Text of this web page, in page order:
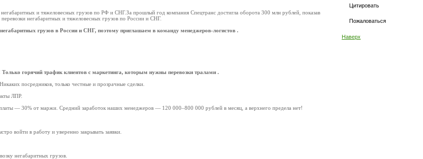
Цитировать
Пожаловаться
Наверх
и тяжеловесных грузов по РФ и СНГ.За прошлый год компания Спецтранс достигла оборота 300 млн рублей, показав
негабаритных и тяжеловесных грузов по России и СНГ.
грузов в России и СНГ, поэтому приглашаем в команду менеджеров-логистов .
горячий трафик клиентов с маркетинга, которым нужны перевозки тралами .
посредников, только честные и прозрачные сделки.
ЛПР.
— 30% от маржи. Средний заработок наших менеджеров — 120 000–800 000 рублей в месяц, а верхнего предела нет!
войти в работу и уверенно закрывать заявки.
негабаритных грузов.